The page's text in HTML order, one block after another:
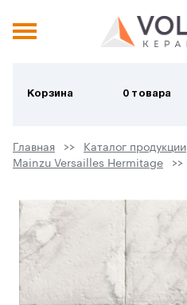
Корзина 0 товара
Главная Каталог продукции
Mainzu Versailles Hermitage